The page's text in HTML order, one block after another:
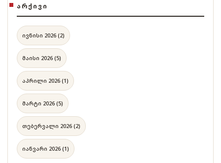
ᲐᲠᲥᲘᲕᲘ
ივნისი 2026 (2)
მაისი 2026 (5)
აპრილი 2026 (1)
მარტი 2026 (5)
თებერვალი 2026 (2)
იანვარი 2026 (1)